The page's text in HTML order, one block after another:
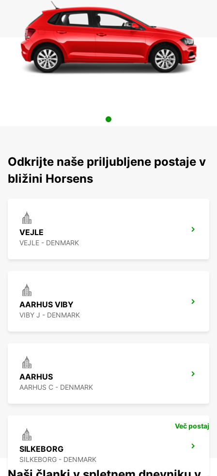
Odkrijte naše priljubljene postaje v
bližini Horsens
VEJLE
VEJLE - DENMARK
AARHUS VIBY
VIBY J - DENMARK
AARHUS
AARHUS C - DENMARK
SILKEBORG
SILKEBORG - DENMARK
Več postaj